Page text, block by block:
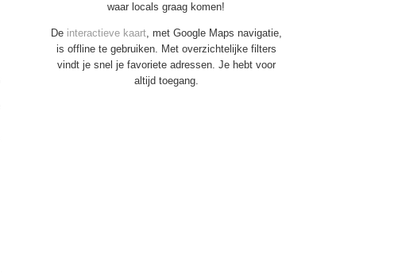
waar locals graag komen!
De interactieve kaart, met Google Maps navigatie,
is offline te gebruiken. Met overzichtelijke filters
vindt je snel je favoriete adressen. Je hebt voor
altijd toegang.